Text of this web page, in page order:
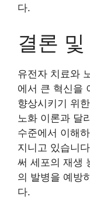
다.
결론
유전자 치료와
에서 큰 혁신을
향상시키기 위
노화 이론과 달
수준에서 이해
지니고 있습니
써 세포의 재생
의 발병을 예방
다.